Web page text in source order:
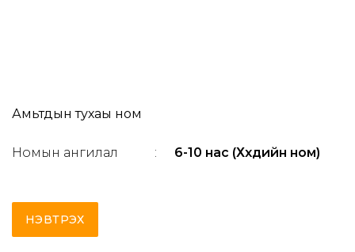
Амьтдын тухаы ном
Номын ангилал : 6-10 нас (Хүүхдийн ном)
НЭВТРЭХ